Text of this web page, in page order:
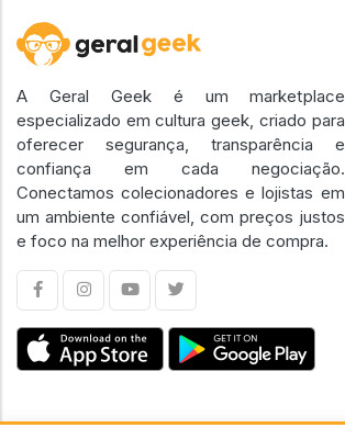
A Geral Geek é um marketplace
especializado em cultura geek, criado para
oferecer segurança, transparência e
confiança em cada negociação.
Conectamos colecionadores e lojistas em
um ambiente confiável, com preços justos
e foco na melhor experiência de compra.